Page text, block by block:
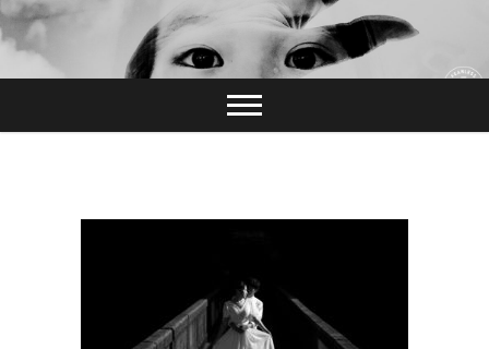
ブランチピクチャ
ー 嶋田陽介
長崎 カメラマン